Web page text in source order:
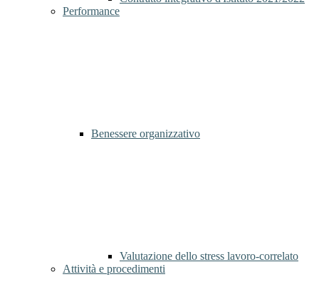
Performance
Benessere organizzativo
Valutazione dello stress lavoro-correlato
Attività e procedimenti